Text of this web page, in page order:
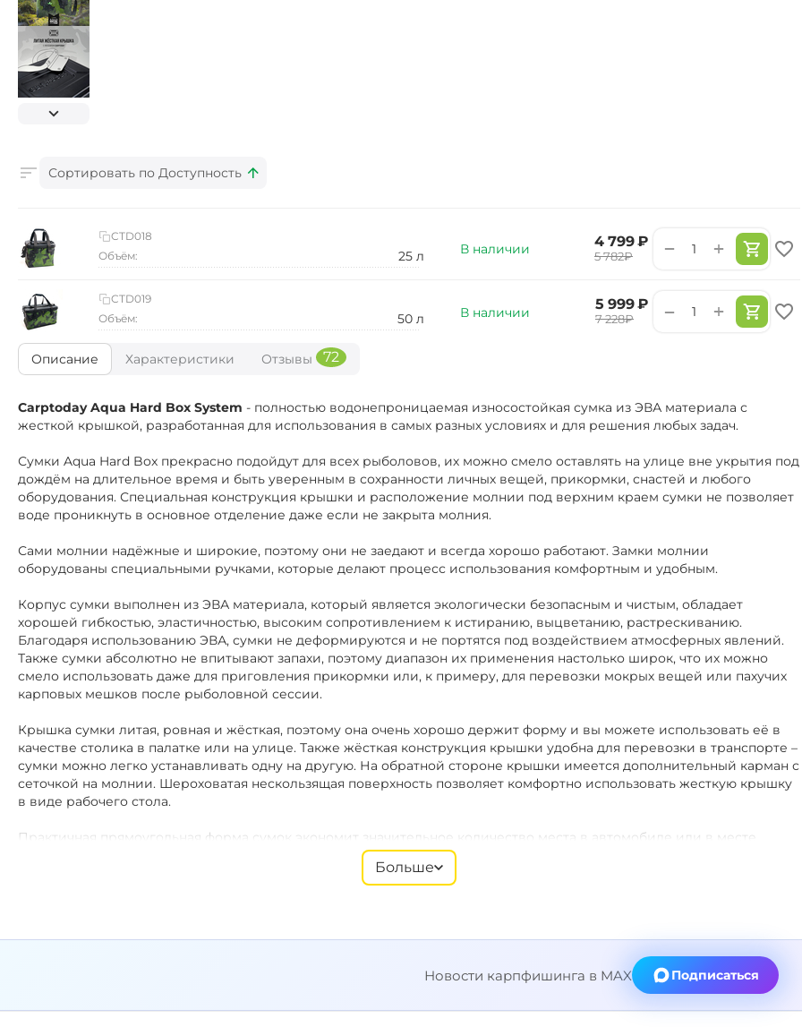
Сортировать по Доступность
В наличии ‍4 799‍ ₽
‍5 782‍₽ +
−
CTD018
Объём:
25 л
В наличии ‍5 999‍ ₽
‍7 228‍₽ +
−
CTD019
Объём:
50 л
Описание Характеристики Отзывы 72
Carptoday Aqua Hard Box System - полностью водонепроницаемая износостойкая сумка из ЭВА материала с
жесткой крышкой, разработанная для использования в самых разных условиях и для решения любых задач.
Сумки Aqua Hard Box прекрасно подойдут для всех рыболовов, их можно смело оставлять на улице вне укрытия под
дождём на длительное время и быть уверенным в сохранности личных вещей, прикормки, снастей и любого
оборудования. Специальная конструкция крышки и расположение молнии под верхним краем сумки не позволяет
воде проникнуть в основное отделение даже если не закрыта молния.
Сами молнии надёжные и широкие, поэтому они не заедают и всегда хорошо работают. Замки молнии
оборудованы специальными ручками, которые делают процесс использования комфортным и удобным.
Корпус сумки выполнен из ЭВА материала, который является экологически безопасным и чистым, обладает
хорошей гибкостью, эластичностью, высоким сопротивлением к истиранию, выцветанию, растрескиванию.
Благодаря использованию ЭВА, сумки не деформируются и не портятся под воздействием атмосферных явлений.
Также сумки абсолютно не впитывают запахи, поэтому диапазон их применения настолько широк, что их можно
смело использовать даже для приговления прикормки или, к примеру, для перевозки мокрых вещей или пахучих
карповых мешков после рыболовной сессии.
Крышка сумки литая, ровная и жёсткая, поэтому она очень хорошо держит форму и вы можете использовать её в
качестве столика в палатке или на улице. Также жёсткая конструкция крышки удобна для перевозки в транспорте –
сумки можно легко устанавливать одну на другую. На обратной стороне крышки имеется дополнительный карман с
сеточкой на молнии. Шероховатая нескользящая поверхность позволяет комфортно использовать жесткую крышку
в виде рабочего стола.
Практичная прямоугольная форма сумок экономит значительное количество места в автомобиле или в месте
хранения, так как позволяет заполнить всё пространство. Сумку можно располагать под раскладушкой в палатке,
удобно перевозить в лодке или в тележке. Несколько сумок вместе образуют плоскую и жёсткую платформу, на
которую можно укладывать дополнительное оборудование.
длине наплечный ремень с резиновой вставкой снабжен двумя карабинами. В случаях, когда ремень не нужен, его
можно отстегнуть. В отдельном виде наплечный ремень универсален и может использоваться для
Больше
Новости карпфишинга в MAX Подписаться